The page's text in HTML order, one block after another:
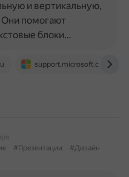
support.microsoft.com
и вертикальную,
помогают
блоки…
#Презентации
#Дизайн